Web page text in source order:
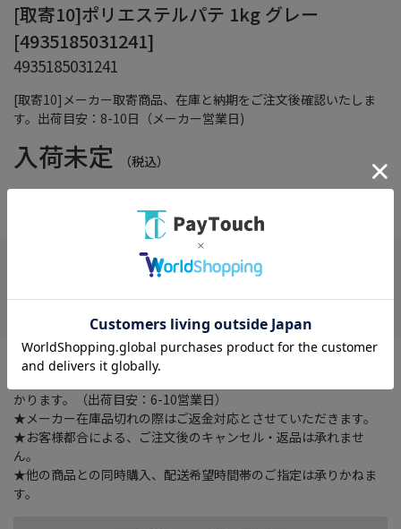
[取寄10]メーカー取寄商品、在庫と納期をご注文後確認いたしま
す。出荷目安：8-10日（メーカー営業日)
[取寄10]ポリエステルパテ 1kg グレー
[4935185031241]
4935185031241
入荷未定 （税込）
在庫：×
在庫がありません
お気に入り
★ご注文確認後に在庫状況をお調べいたします。
かります。（出荷目安：6-10営業日）
★メーカー在庫品切れの際はご返金対応とさせていただきます。
★お客様都合による、ご注文後のキャンセル・返品は承れませ
ん。
★他の商品との同時購入、配送希望時間帯のご指定は承りかねま
す。